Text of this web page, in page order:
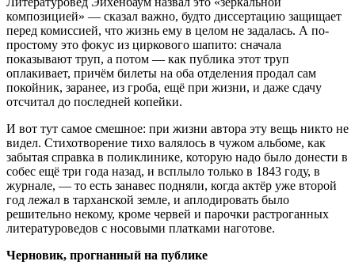
композицией» — сказал важно, будто диссертацию защищает
перед комиссией, что жизнь ему в целом не задалась. А по-
простому это фокус из циркового шапито: сначала
показывают труп, а потом — как публика этот труп
оплакивает, причём билеты на оба отделения продал сам
покойник, заранее, из гроба, ещё при жизни, и даже сдачу
отсчитал до последней копейки.
И вот тут самое смешное: при жизни автора эту вещь никто не
видел. Стихотворение тихо валялось в чужом альбоме, как
забытая справка в поликлинике, которую надо было донести в
собес ещё три года назад, и всплыло только в 1843 году, в
журнале, — то есть занавес подняли, когда актёр уже второй
год лежал в тарханской земле, и аплодировать было
решительно некому, кроме червей и парочки растроганных
литературоведов с носовыми платками наготове.
Черновик, прогнанный на публике